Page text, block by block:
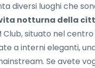
diversi luoghi che
notturna della
Club, situato nel
a interni eleganti,
Se avete